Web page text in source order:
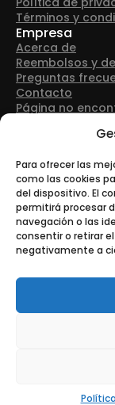
Para ofrecer las
como las cookies
del dispositivo. El
permitirá procesar
navegación o las
consentir o retirar
negativamente a
Términos y
Empresa
Acerca de
Reembolsos y
Preguntas
Contacto
Página no
Dirección:
Teléfono: +34
Correo
© Copyright
no se completará